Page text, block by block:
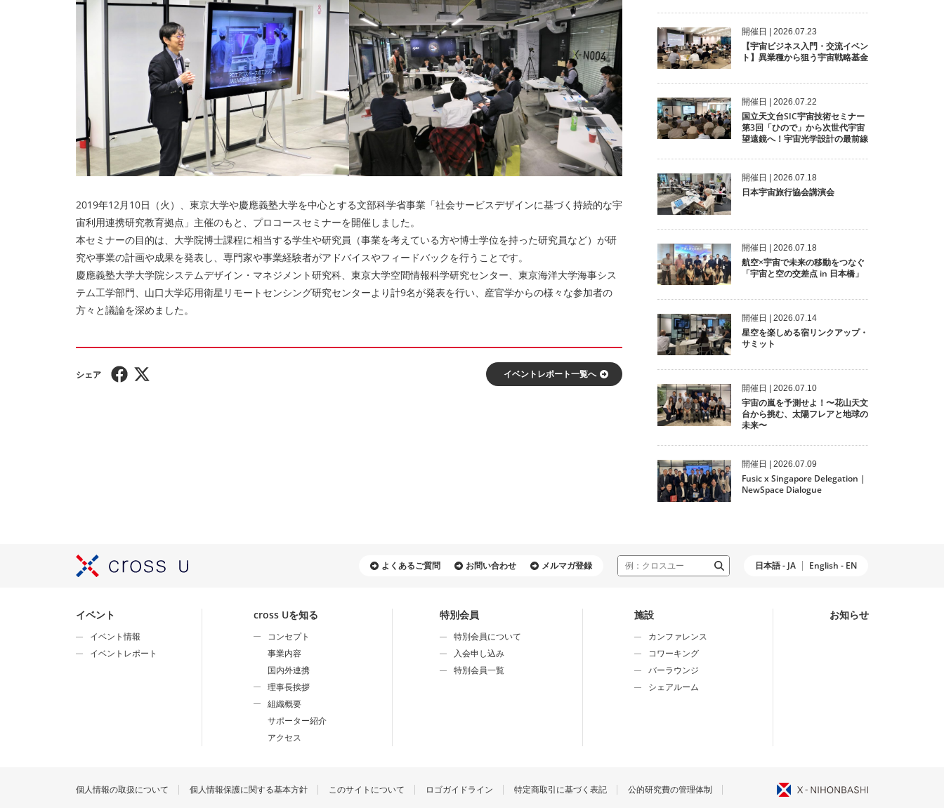
2019年12月10日（火）、東京大学や慶應義塾大学を中心とする文部科学省事業「社会サービスデザインに基づく持続的な宇
宙利用連携研究教育拠点」主催のもと、プロコースセミナーを開催しました。
本セミナーの目的は、大学院博士課程に相当する学生や研究員（事業を考えている方や博士学位を持った研究員など）が研
究や事業の計画や成果を発表し、専門家や事業経験者がアドバイスやフィードバックを行うことです。
慶應義塾大学大学院システムデザイン・マネジメント研究科、東京大学空間情報科学研究センター、東京海洋大学海事シス
テム工学部門、山口大学応用衛星リモートセンシング研究センターより計9名が発表を行い、産官学からの様々な参加者の
方々と議論を深めました。
イベントレポート⼀覧へ
開催⽇ | 2026.07.23
【宇宙ビジネス入門・交流イベン
ト】異業種から狙う宇宙戦略基金
開催⽇ | 2026.07.22
国立天文台SIC宇宙技術セミナー
第3回「ひので」から次世代宇宙
望遠鏡へ！宇宙光学設計の最前線
開催⽇ | 2026.07.18
日本宇宙旅行協会講演会
開催⽇ | 2026.07.18
航空×宇宙で未来の移動をつなぐ
「宇宙と空の交差点 in 日本橋」
開催⽇ | 2026.07.14
星空を楽しめる宿リンクアップ・
サミット
開催⽇ | 2026.07.10
宇宙の嵐を予測せよ！〜花山天文
台から挑む、太陽フレアと地球の
未来〜
開催⽇ | 2026.07.09
Fusic x Singapore Delegation |
NewSpace Dialogue
よくあるご質問 お問い合わせ メルマガ登録 日本語 - JA English - EN
イベント
イベント情報
イベントレポート
cross Uを知る
コンセプト
事業内容
国内外連携
理事長挨拶
組織概要
サポーター紹介
アクセス
特別会員
特別会員について
⼊会申し込み
特別会員⼀覧
施設
カンファレンス
コワーキング
バーラウンジ
シェアルーム
お知らせ
個人情報の取扱について 個人情報保護に関する基本方針 このサイトについて ロゴガイドライン 特定商取引に基づく表記 公的研究費の管理体制